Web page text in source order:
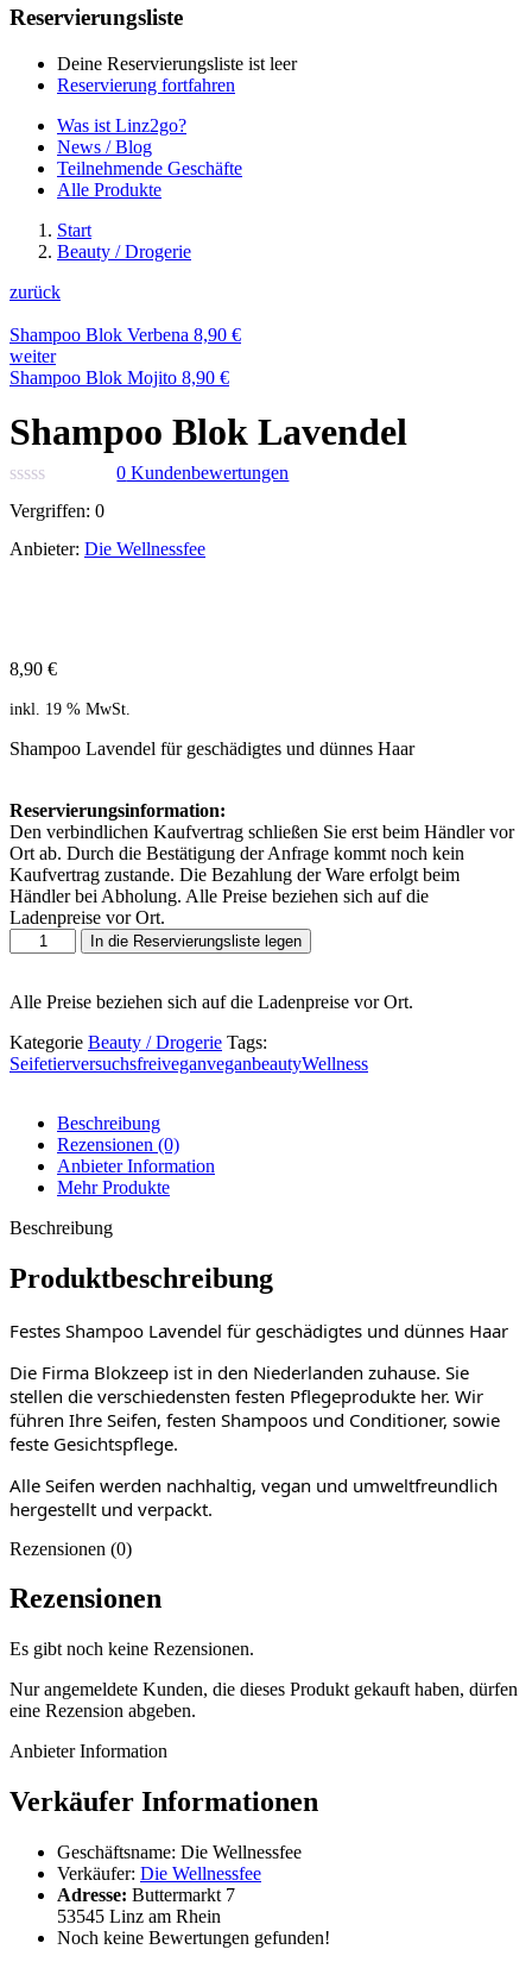
Reservierungsliste
Deine Reservierungsliste ist leer
Reservierung fortfahren
Was ist Linz2go?
News / Blog
Teilnehmende Geschäfte
Alle Produkte
Start
Beauty / Drogerie
zurück
Shampoo Blok Verbena 8,90 €
weiter
Shampoo Blok Mojito 8,90 €
Shampoo Blok Lavendel
0 Kundenbewertungen
Vergriffen: 0
Anbieter: Die Wellnessfee
8,90 €
inkl. 19 % MwSt.
Shampoo Lavendel für geschädigtes und dünnes Haar
Reservierungsinformation:
Den verbindlichen Kaufvertrag schließen Sie erst beim Händler vor
Ort ab. Durch die Bestätigung der Anfrage kommt noch kein
Kaufvertrag zustande. Die Bezahlung der Ware erfolgt beim
Händler bei Abholung. Alle Preise beziehen sich auf die
Ladenpreise vor Ort.
Shampoo
Blok
Menge
In die Reservierungsliste legen
Alle Preise beziehen sich auf die Ladenpreise vor Ort.
Kategorie Beauty / Drogerie Tags:
SeifetierversuchsfreiveganveganbeautyWellness
Beschreibung
Rezensionen (0)
Anbieter Information
Mehr Produkte
Beschreibung
Produktbeschreibung
Festes Shampoo Lavendel für geschädigtes und dünnes Haar
Die Firma Blokzeep ist in den Niederlanden zuhause. Sie
stellen die verschiedensten festen Pflegeprodukte her. Wir
führen Ihre Seifen, festen Shampoos und Conditioner, sowie
feste Gesichtspflege.
Alle Seifen werden nachhaltig, vegan und umweltfreundlich
hergestellt und verpackt.
Rezensionen (0)
Rezensionen
Es gibt noch keine Rezensionen.
Nur angemeldete Kunden, die dieses Produkt gekauft haben, dürfen
eine Rezension abgeben.
Anbieter Information
Verkäufer Informationen
Geschäftsname: Die Wellnessfee
Verkäufer: Die Wellnessfee
Adresse: Buttermarkt 7
53545 Linz am Rhein
Noch keine Bewertungen gefunden!